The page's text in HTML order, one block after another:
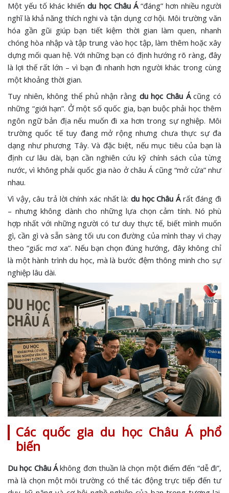
Một yếu tố khác khiếndu học Châu Á“đáng” hơn nhiều người
nghĩ là khả năng thích nghi và tận dụng cơ hội. Môi trường văn
hóa gần gũi giúp bạn tiết kiệm thời gian làm quen, nhanh
chóng hòa nhập và tập trung vào học tập, làm thêm hoặc xây
dựng mối quan hệ. Với những bạn có định hướng rõ ràng, đây
là lợi thế rất lớn – vì bạn đi nhanh hơn người khác trong cùng
một khoảng thời gian.
Tuy nhiên, không thể phủ nhận rằng du học Châu Ácũng có
những “giới hạn”. Ở một số quốc gia, bạn buộc phải học thêm
ngôn ngữ bản địa nếu muốn đi xa hơn trong sự nghiệp. Môi
trường quốc tế tuy đang mở rộng nhưng chưa thực sự đa
dạng như phương Tây. Và đặc biệt, nếu mục tiêu của bạn là
định cư lâu dài, bạn cần nghiên cứu kỹ chính sách của từng
nước, vì không phải quốc gia nào ở châu Á cũng “mở cửa” như
nhau.
Vì vậy, câu trả lời chính xác nhất là: du học Châu Árất đáng đi
– nhưng không dành cho những lựa chọn cảm tính. Nó phù
hợp nhất với những người có tư duy thực tế, biết mình muốn
gì, cần gì và sẵn sàng tối ưu con đường của mình thay vì chạy
theo “giấc mơ xa”. Nếu bạn chọn đúng hướng, đây không chỉ
là một hành trình du học, mà là bước đệm thông minh cho sự
nghiệp lâu dài.
Các quốc gia du học Châu Á phổ
biến
Du học Châu Ákhông đơn thuần là chọn một điểm đến “dễ đi”,
mà là chọn một môi trường có thể tác động trực tiếp đến tư